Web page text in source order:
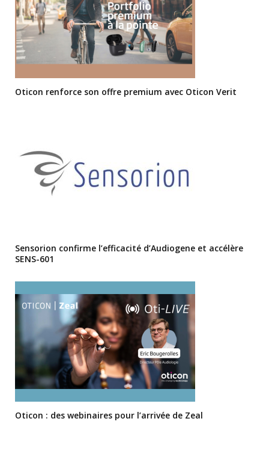
Oticon renforce son offre premium avec Oticon Verit
Sensorion confirme l’efficacité d’Audiogene et accélère
SENS-601
Oticon : des webinaires pour l’arrivée de Zeal